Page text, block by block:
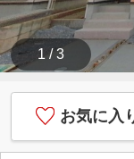
1 / 3
お気に入